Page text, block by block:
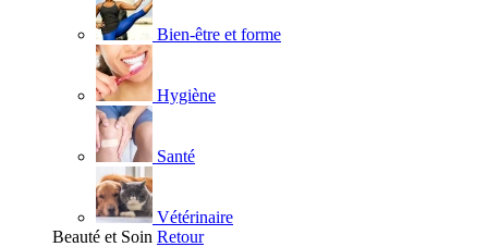
Bien-être et forme
Hygiène
Santé
Vétérinaire
Beauté et Soin Retour